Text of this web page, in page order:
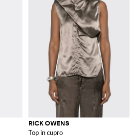
RICK OWENS
Top in cupro